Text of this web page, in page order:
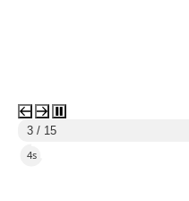
3 / 15
3s